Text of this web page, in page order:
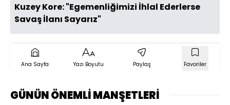
Kuzey Kore: "Egemenliğimizi İhlal Ederlerse
Savaş İlanı Sayarız"
Ana Sayfa Yazı Boyutu Paylaş Favoriler
GÜNÜN ÖNEMLİ MANŞETLERİ